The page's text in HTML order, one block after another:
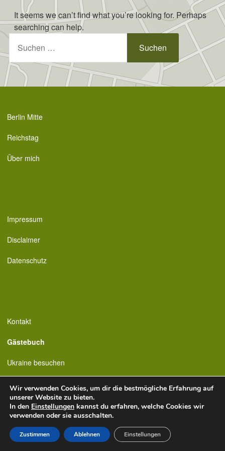
to
content
It seems we can’t find what you’re looking for. Perhaps
searching can help.
Suchen
nach:
Berlin Mitte
Reichstag
Über mich
Impressum
Disclaimer
Datenschutz
Kontakt
Gästebuch
Ukraine besuchen
Wir verwenden Cookies, um dir die bestmögliche Erfahrung auf
unserer Website zu bieten.
In den Einstellungen kannst du erfahren, welche Cookies wir
verwenden oder sie ausschalten.
Zustimmen Ablehnen Einstellungen